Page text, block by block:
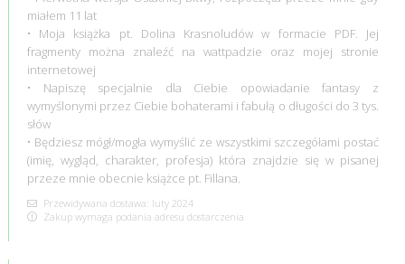
miałem 11 lat
• Moja książka pt. Dolina Krasnoludów w formacie PDF. Jej
fragmenty można znaleźć na wattpadzie oraz mojej stronie
internetowej
• Napiszę specjalnie dla Ciebie opowiadanie fantasy z
wymyślonymi przez Ciebie bohaterami i fabułą o długości do 3 tys.
słów
• Będziesz mógł/mogła wymyślić ze wszystkimi szczegółami postać
(imię, wygląd, charakter, profesja) która znajdzie się w pisanej
przeze mnie obecnie książce pt. Fillana.
Przewidywana dostawa: luty 2024
Zakup wymaga podania adresu dostarczenia